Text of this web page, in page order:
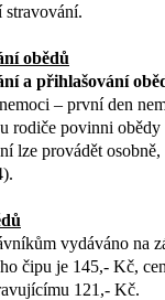
stravování.
obědů
a přihlašování
– první den
rodiče povinni
lze provádět
vydáváno na
čipu je 145,- Kč,
121,- Kč.